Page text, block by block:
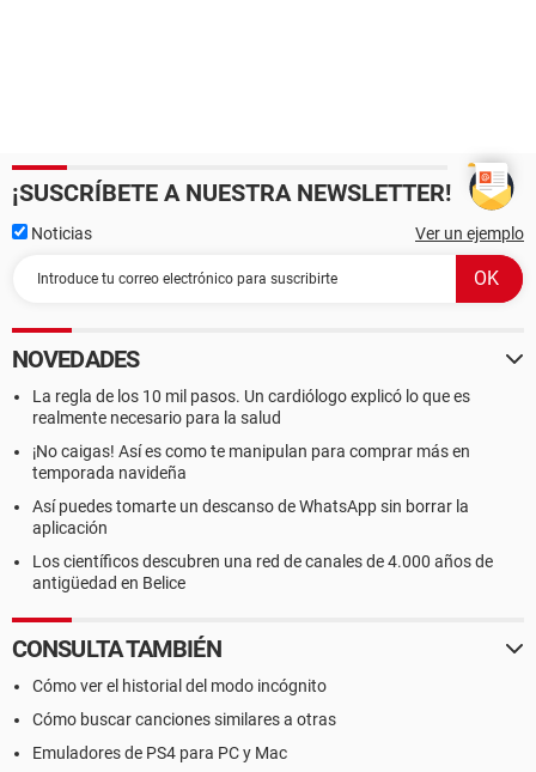
¡SUSCRÍBETE A NUESTRA NEWSLETTER!
Noticias Ver un ejemplo
NOVEDADES
La regla de los 10 mil pasos. Un cardiólogo explicó lo que es
realmente necesario para la salud
¡No caigas! Así es como te manipulan para comprar más en
temporada navideña
Así puedes tomarte un descanso de WhatsApp sin borrar la
aplicación
Los científicos descubren una red de canales de 4.000 años de
antigüedad en Belice
CONSULTA TAMBIÉN
Cómo ver el historial del modo incógnito
Cómo buscar canciones similares a otras
Emuladores de PS4 para PC y Mac